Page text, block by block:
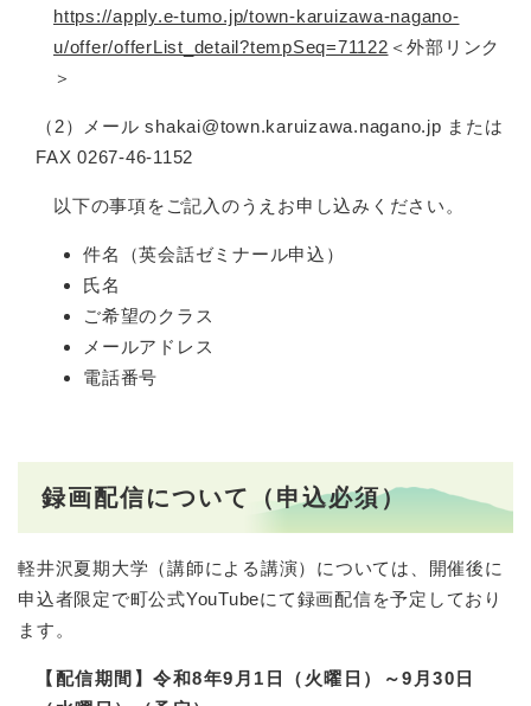
https://apply.e-tumo.jp/town-karuizawa-nagano-
u/offer/offerList_detail?tempSeq=71122 ＜外部リンク
＞
（2）メール shakai@town.karuizawa.nagano.jp または
FAX 0267-46-1152
以下の事項をご記入のうえお申し込みください。
件名（英会話ゼミナール申込）
氏名
ご希望のクラス
メールアドレス
電話番号
録画配信について（申込必須）
軽井沢夏期大学（講師による講演）については、開催後に
申込者限定で町公式YouTubeにて録画配信を予定しており
ます。
【配信期間】令和8年9月1日（火曜日）～9月30日